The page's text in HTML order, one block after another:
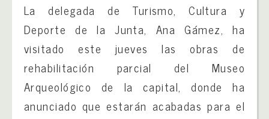
La delegada de Turismo, Cultura y
Deporte de la Junta, Ana Gámez, ha
visitado este jueves las obras de
rehabilitación parcial del Museo
Arqueológico de la capital, donde ha
anunciado que estarán acabadas para el